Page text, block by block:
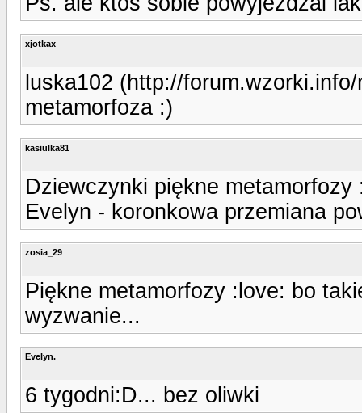
xjotkax
luska102 (http://
metamorfoza :)
kasiulka81
Dziewczynki piękne metamorfozy
Evelyn - koronkowa przemiana
zosia_29
Piękne metamorfozy :love: bo
wyzwanie...
Evelyn.
6 tygodni:D... bez oliwki